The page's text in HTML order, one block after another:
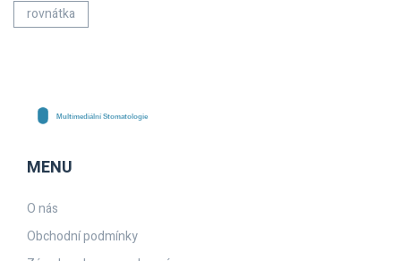
rovnátka
MENU
O nás
Obchodní podmínky